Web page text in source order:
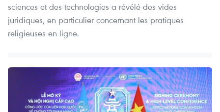
sciences et des technologies a révélé des vides
juridiques, en particulier concernant les pratiques
religieuses en ligne.